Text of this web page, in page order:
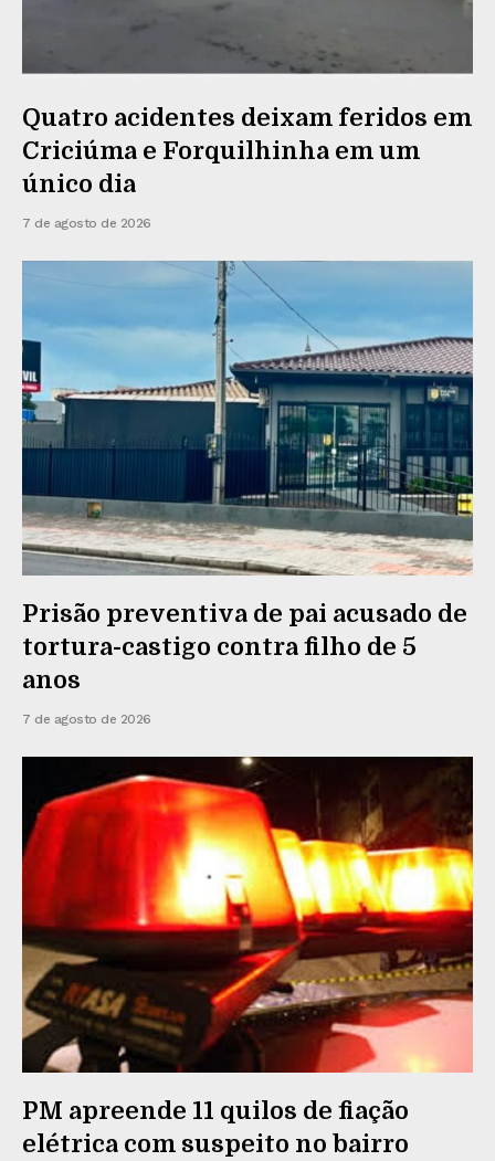
Quatro acidentes deixam feridos em
Criciúma e Forquilhinha em um
único dia
7 de agosto de 2026
Prisão preventiva de pai acusado de
tortura-castigo contra filho de 5
anos
7 de agosto de 2026
PM apreende 11 quilos de fiação
elétrica com suspeito no bairro